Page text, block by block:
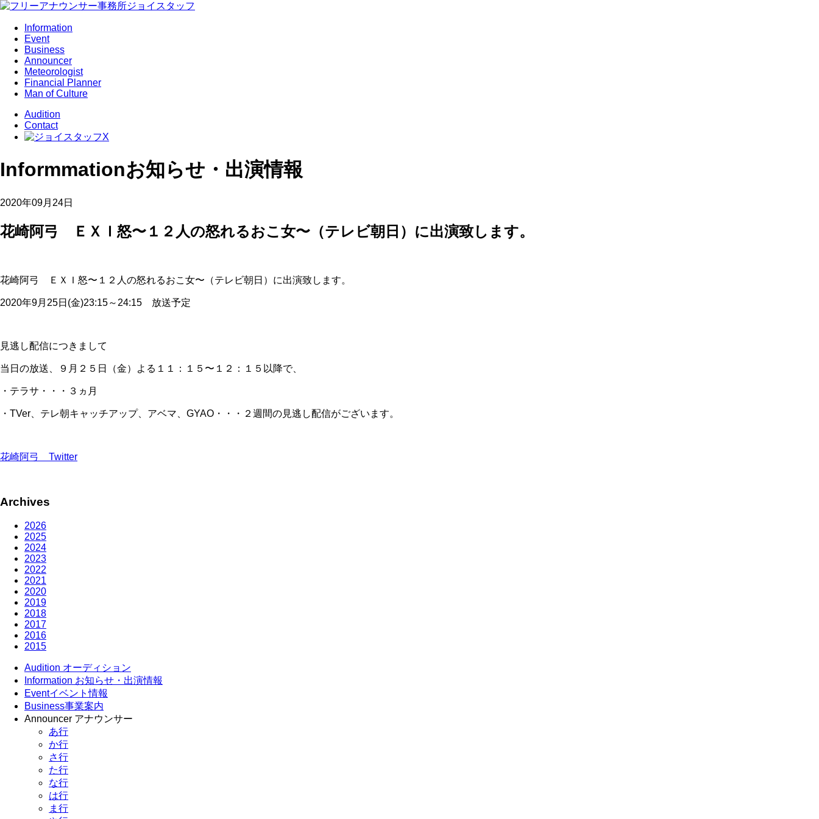
Information
Event
Business
Announcer
Meteorologist
Financial Planner
Man of Culture
Audition
Contact
Informmationお知らせ・出演情報
2020年09月24日
花崎阿弓 ＥＸＩ怒〜１２人の怒れるおこ女〜（テレビ朝日）に出演致します。
花崎阿弓 ＥＸＩ怒〜１２人の怒れるおこ女〜（テレビ朝日）に出演致します。
2020年9月25日(金)23:15～24:15 放送予定
見逃し配信につきまして
当日の放送、９月２５日（金）よる１１：１５〜１２：１５以降で、
・テラサ・・・３ヵ月
・TVer、テレ朝キャッチアップ、アベマ、GYAO・・・２週間の見逃し配信がございます。
花崎阿弓 Twitter
Archives
2026
2025
2024
2023
2022
2021
2020
2019
2018
2017
2016
2015
Audition オーディション
Information お知らせ・出演情報
Eventイベント情報
Business事業案内
Announcer アナウンサー
あ行
か行
さ行
た行
な行
は行
ま行